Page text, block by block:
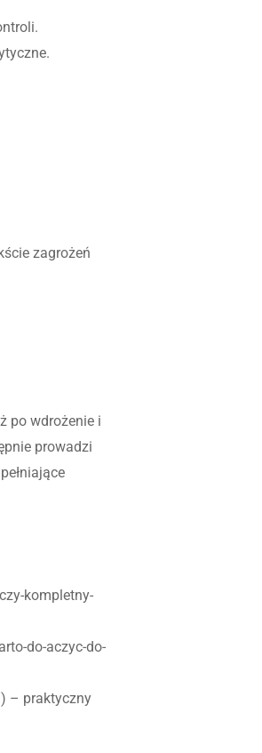
zagrożeń
po wdrożenie i
prowadzi
kompletny-
do-aczyc-do-
– praktyczny